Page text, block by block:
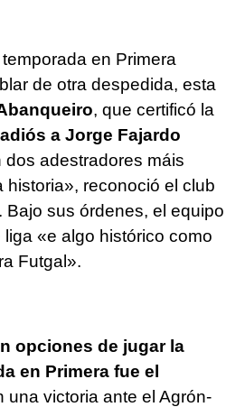
en Primera
de otra despedida, esta
, que certificó la
a Jorge Fajardo
dos adestradores máis
historia», reconoció el club
sus órdenes, el equipo
liga «e algo histórico como
Futgal».
opciones de jugar la
en Primera fue el
una victoria ante el Agrón-